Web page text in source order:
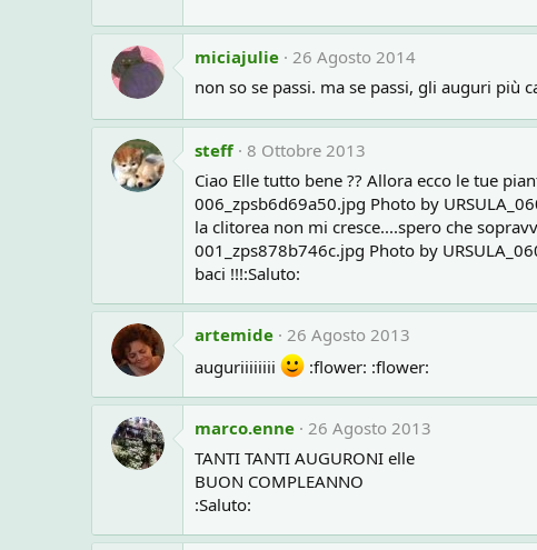
miciajulie 26 Agosto 2014
non so se passi. ma se passi, gli auguri più
steff 8 Ottobre 2013
Ciao Elle tutto bene ?? Allora ecco le tue
006_zpsb6d69a50.jpg Photo by
la clitorea non mi cresce....spero che
001_zps878b746c.jpg Photo by
baci !!!:Saluto:
artemide
26 Agosto 2013
auguriiiiiiii
:flower: :flower:
marco.enne
26 Agosto 2013
TANTI TANTI AUGURONI elle
BUON COMPLEANNO
:Saluto: